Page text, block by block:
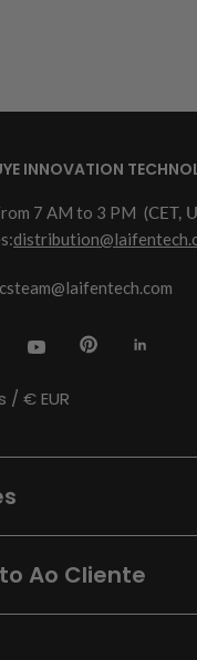
INNOVATION
7 AM to 3 PM (CET,
/ € EUR
Ao Cliente